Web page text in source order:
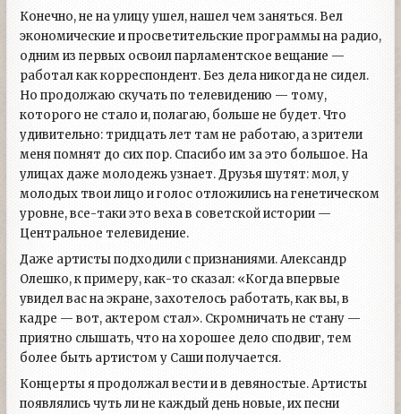
Конечно, не на улицу ушел, нашел чем заняться. Вел
экономические и просветительские программы на радио,
одним из первых освоил парламентское вещание —
работал как корреспондент. Без дела никогда не сидел.
Но продолжаю скучать по телевидению — тому,
которого не стало и, полагаю, больше не будет. Что
удивительно: тридцать лет там не работаю, а зрители
меня помнят до сих пор. Спасибо им за это большое. На
улицах даже молодежь узнает. Друзья шутят: мол, у
молодых твои лицо и голос отложились на генетическом
уровне, все-таки это веха в советской истории —
Центральное телевидение.
Даже артисты подходили с признаниями.Александр
Олешко, к примеру, как-то сказал: «Когда впервые
увидел вас на экране, захотелось работать, как вы, в
кадре — вот, актером стал». Скромничать не стану —
приятно слышать, что на хорошее дело сподвиг, тем
более быть артистом у Саши получается.
Концерты я продолжал вести и в девяностые. Артисты
появлялись чуть ли не каждый день новые, их песни